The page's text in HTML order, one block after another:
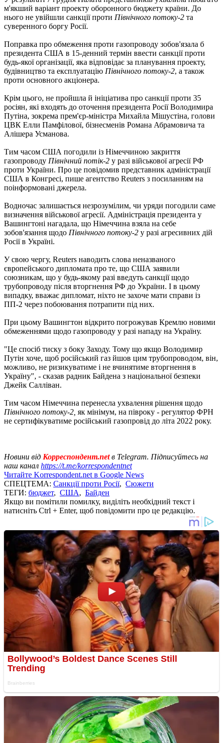
м'якший варіант проекту оборонного бюджету країни. До
нього не увійшли санкції проти Північного потоку-2 та
суверенного боргу Росії.
Поправка про обмеження проти газопроводу зобов'язала б
президента США в 15-денний термін ввести санкції проти
будь-якої організації, яка відповідає за планування проекту,
будівництво та експлуатацію Північного потоку-2, а також
проти основного акціонера.
Крім цього, не пройшла й ініціатива про санкції проти 35
росіян, які входять до оточення президента Росії Володимира
Путіна, зокрема прем'єр-міністра Михайла Мішустіна, голови
ЦВК Елли Памфілової, бізнесменів Романа Абрамовича та
Алішера Усманова.
Тим часом США погодили із Німеччиною закриття
газопроводу Північний потік-2 у разі військової агресії РФ
проти України. Про це повідомив представник адміністрації
США в Конгресі, пише агентство Reuters з посиланням на
поінформовані джерела.
Водночас залишається незрозумілим, чи уряди погодили саме
визначення військової агресії. Адміністрація президента у
Вашингтоні нагадала, що Німеччина взяла на себе
зобов'язання щодо Північного потоку-2 у разі агресивних дій
Росії в Україні.
У свою чергу, Reuters наводить слова неназваного
європейського дипломата про те, що США заявили
союзникам, що у будь-якому разі введуть санкції щодо
трубопроводу після вторгнення РФ до України. І в цьому
випадку, вважає дипломат, ніхто не захоче мати справи із
ПП-2 через побоювання потрапити під них.
При цьому Вашингтон відкрито погрожував Кремлю новими
обмеженнями щодо газопроводу у разі нападу на Україну.
"Це спосіб тиску з боку Заходу. Тому що якщо Володимир
Путін хоче, щоб російський газ йшов цим трубопроводом, він,
можливо, не ризикуватиме і не вчинятиме вторгнення в
Україну", - сказав радник Байдена з національної безпеки
Джейк Салліван.
Тим часом Німеччина перенесла ухвалення рішення щодо
Північного потоку-2, як мінімум, на півроку - регулятор ФРН
не сертифікуватиме російський газопровід до літа 2022 року.
Новини від Корреспондент.netв Telegram. Підписуйтесь на
наш канал https://t.me/korrespondentnet
Читайте Korrespondent.net в Google News
СПЕЦТЕМА: Санкції проти Росії, Сюжети
ТЕГИ: бюджет, США, Байден
Якщо ви помітили помилку, виділіть необхідний текст і
натисніть Ctrl + Enter, щоб повідомити про це редакцію.